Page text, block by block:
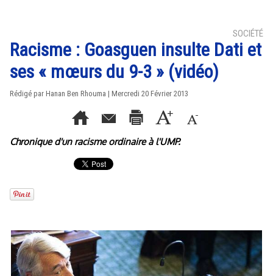
SOCIÉTÉ
Racisme : Goasguen insulte Dati et
ses « mœurs du 9-3 » (vidéo)
Rédigé par Hanan Ben Rhouma | Mercredi 20 Février 2013
Chronique d'un racisme ordinaire à l'UMP.